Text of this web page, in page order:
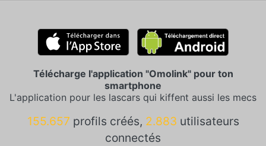
Télécharge l'application "Omolink" pour ton
smartphone
L'application pour les lascars qui kiffent aussi les mecs
155.657 profils créés, 2.883 utilisateurs
connectés